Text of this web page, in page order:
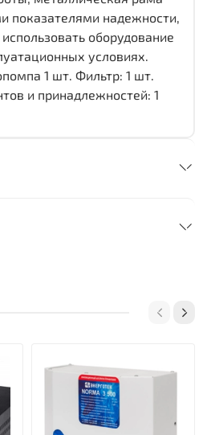
показателями надежности,
оборудование
условиях.
1 шт. Фильтр: 1 шт.
и принадлежностей: 1